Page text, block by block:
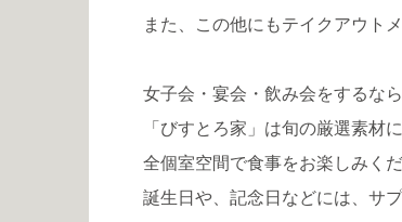
また、この他にもテイクアウト
女子会・宴会・飲み会をするな
「びすとろ家」は旬の厳選素材
全個室空間で食事をお楽しみくだ
誕生日や、記念日などには、サ